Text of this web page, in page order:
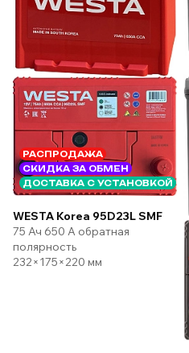
РАСПРОДАЖА
СКИДКА ЗА ОБМЕН
ДОСТАВКА С УСТАНОВКОЙ
WESTA Korea 95D23L SMF
75 Ач 650 А обратная
полярность
232×175×220 мм